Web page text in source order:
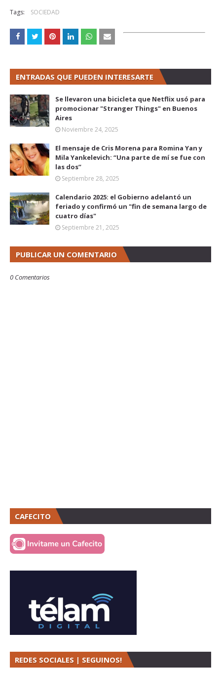
Tags: SOCIEDAD
ENTRADAS QUE PUEDEN INTERESARTE
Se llevaron una bicicleta que Netflix usó para
promocionar "Stranger Things" en Buenos
Aires
Noviembre 24, 2025
El mensaje de Cris Morena para Romina Yan y
Mila Yankelevich: “Una parte de mí se fue con
las dos”
Septiembre 28, 2025
Calendario 2025: el Gobierno adelantó un
feriado y confirmó un "fin de semana largo de
cuatro días"
Septiembre 21, 2025
PUBLICAR UN COMENTARIO
0 Comentarios
CAFECITO
REDES SOCIALES | SEGUINOS!